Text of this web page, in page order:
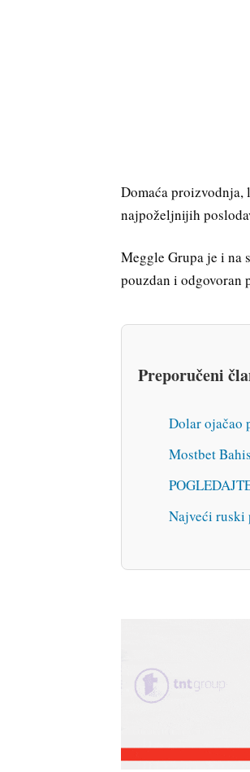
Domaća
najpoželjnijih
Meggle Grupa je i na
pouzdan i odgovoran
Preporučeni
Dolar ojačao
Mostbet
Najveći ruski